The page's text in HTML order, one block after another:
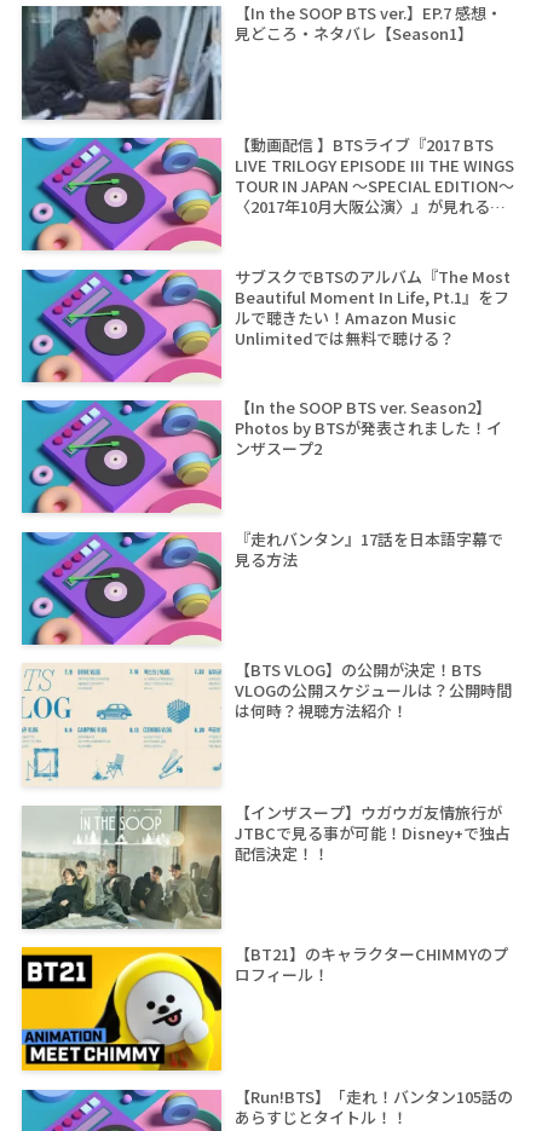
【In the SOOP BTS ver.】EP.7 感想・
見どころ・ネタバレ【Season1】
【動画配信 】BTSライブ『2017 BTS
LIVE TRILOGY EPISODE III THE WINGS
TOUR IN JAPAN ～SPECIAL EDITION～
〈2017年10月大阪公演〉』が見れるサ
サブスクでBTSのアルバム『The Most
Beautiful Moment In Life, Pt.1』をフ
ルで聴きたい！Amazon Music
Unlimitedでは無料で聴ける？
【In the SOOP BTS ver. Season2】
Photos by BTSが発表されました！イ
ンザスープ2
『走れバンタン』17話を日本語字幕で
見る方法
【BTS VLOG】の公開が決定！BTS
VLOGの公開スケジュールは？公開時間
は何時？視聴方法紹介！
【インザスープ】ウガウガ友情旅行が
JTBCで見る事が可能！Disney+で独占
配信決定！！
【BT21】のキャラクターCHIMMYのプ
ロフィール！
【Run!BTS】「走れ！バンタン105話の
あらすじとタイトル！！